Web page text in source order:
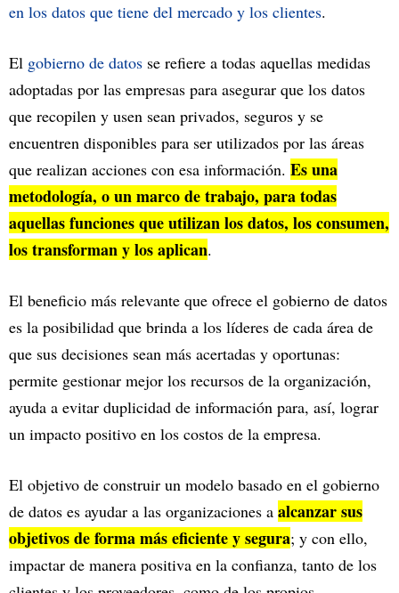
en los datos que tiene del mercado y los clientes.
El gobierno de datos se refiere a todas aquellas medidas
adoptadas por las empresas para asegurar que los datos
que recopilen y usen sean privados, seguros y se
encuentren disponibles para ser utilizados por las áreas
que realizan acciones con esa información. Es una
metodología, o un marco de trabajo, para todas
aquellas funciones que utilizan los datos, los consumen,
los transforman y los aplican.
El beneficio más relevante que ofrece el gobierno de datos
es la posibilidad que brinda a los líderes de cada área de
que sus decisiones sean más acertadas y oportunas:
permite gestionar mejor los recursos de la organización,
ayuda a evitar duplicidad de información para, así, lograr
un impacto positivo en los costos de la empresa.
El objetivo de construir un modelo basado en el gobierno
de datos es ayudar a las organizaciones a alcanzar sus
objetivos de forma más eficiente y segura; y con ello,
impactar de manera positiva en la confianza, tanto de los